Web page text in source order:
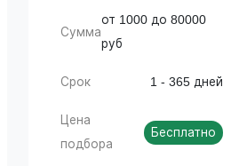
Сумма
от 1000 до 80000
руб
Срок 1 - 365 дней
Цена
подбора
Бесплатно